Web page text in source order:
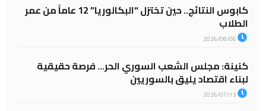
كابوس النتائج.. حين تختزل “البكالوريا” 12 عاماً من عمر
الطلاب
كنينة: مجلس الشعب السوري الحر… فرصة حقيقية
لبناء اقتصاد يليق بالسوريين